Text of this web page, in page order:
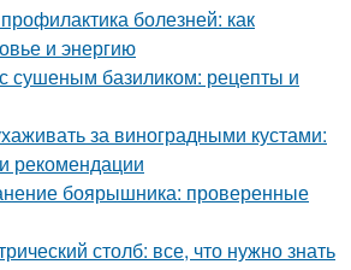
болезней: как
и энергию
сушеным базиликом: рецепты и
за виноградными кустами:
рекомендации
боярышника: проверенные
столб: все, что нужно знать